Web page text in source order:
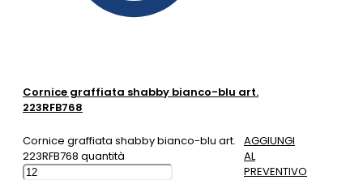
Cornice graffiata shabby bianco-blu art.
223RFB768
Cornice graffiata shabby bianco-blu art.
223RFB768 quantità
AGGIUNGI
AL
PREVENTIVO